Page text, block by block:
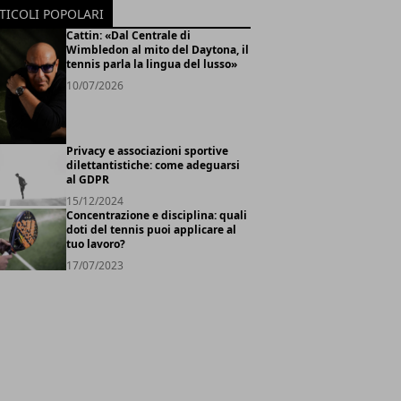
POPOLARI
Cattin: «Dal Centrale di
Wimbledon al mito del Daytona, il
tennis parla la lingua del lusso»
10/07/2026
Privacy e associazioni sportive
dilettantistiche: come adeguarsi
al GDPR
15/12/2024
Concentrazione e disciplina: quali
doti del tennis puoi applicare al
tuo lavoro?
17/07/2023